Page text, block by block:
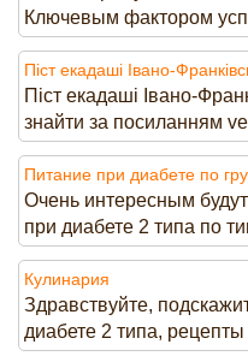
Ключевым фактором
Піст екадаші Івано-
Піст екадаші Івано-
знайти за посиланням
Питание при диабете по
Очень интересным
при диабете 2 типа по
Кулинария
Здравствуйте,
диабете 2 типа,